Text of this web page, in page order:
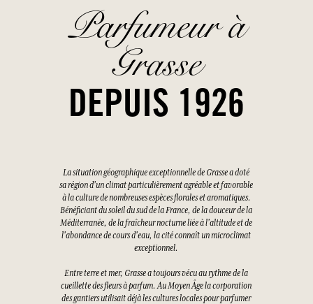
Parfumeur à
Grasse
DEPUIS 1926
La situation géographique exceptionnelle de Grasse a doté
sa région d'un climat particulièrement agréable et favorable
à la culture de nombreuses espèces florales et aromatiques.
Bénéficiant du soleil du sud de la France, de la douceur de la
Méditerranée, de la fraîcheur nocturne liée à l'altitude et de
l'abondance de cours d'eau, la cité connaît un microclimat
exceptionnel.
Entre terre et mer, Grasse a toujours vécu au rythme de la
cueillette des fleurs à parfum. Au Moyen Âge la corporation
des gantiers utilisait déjà les cultures locales pour parfumer